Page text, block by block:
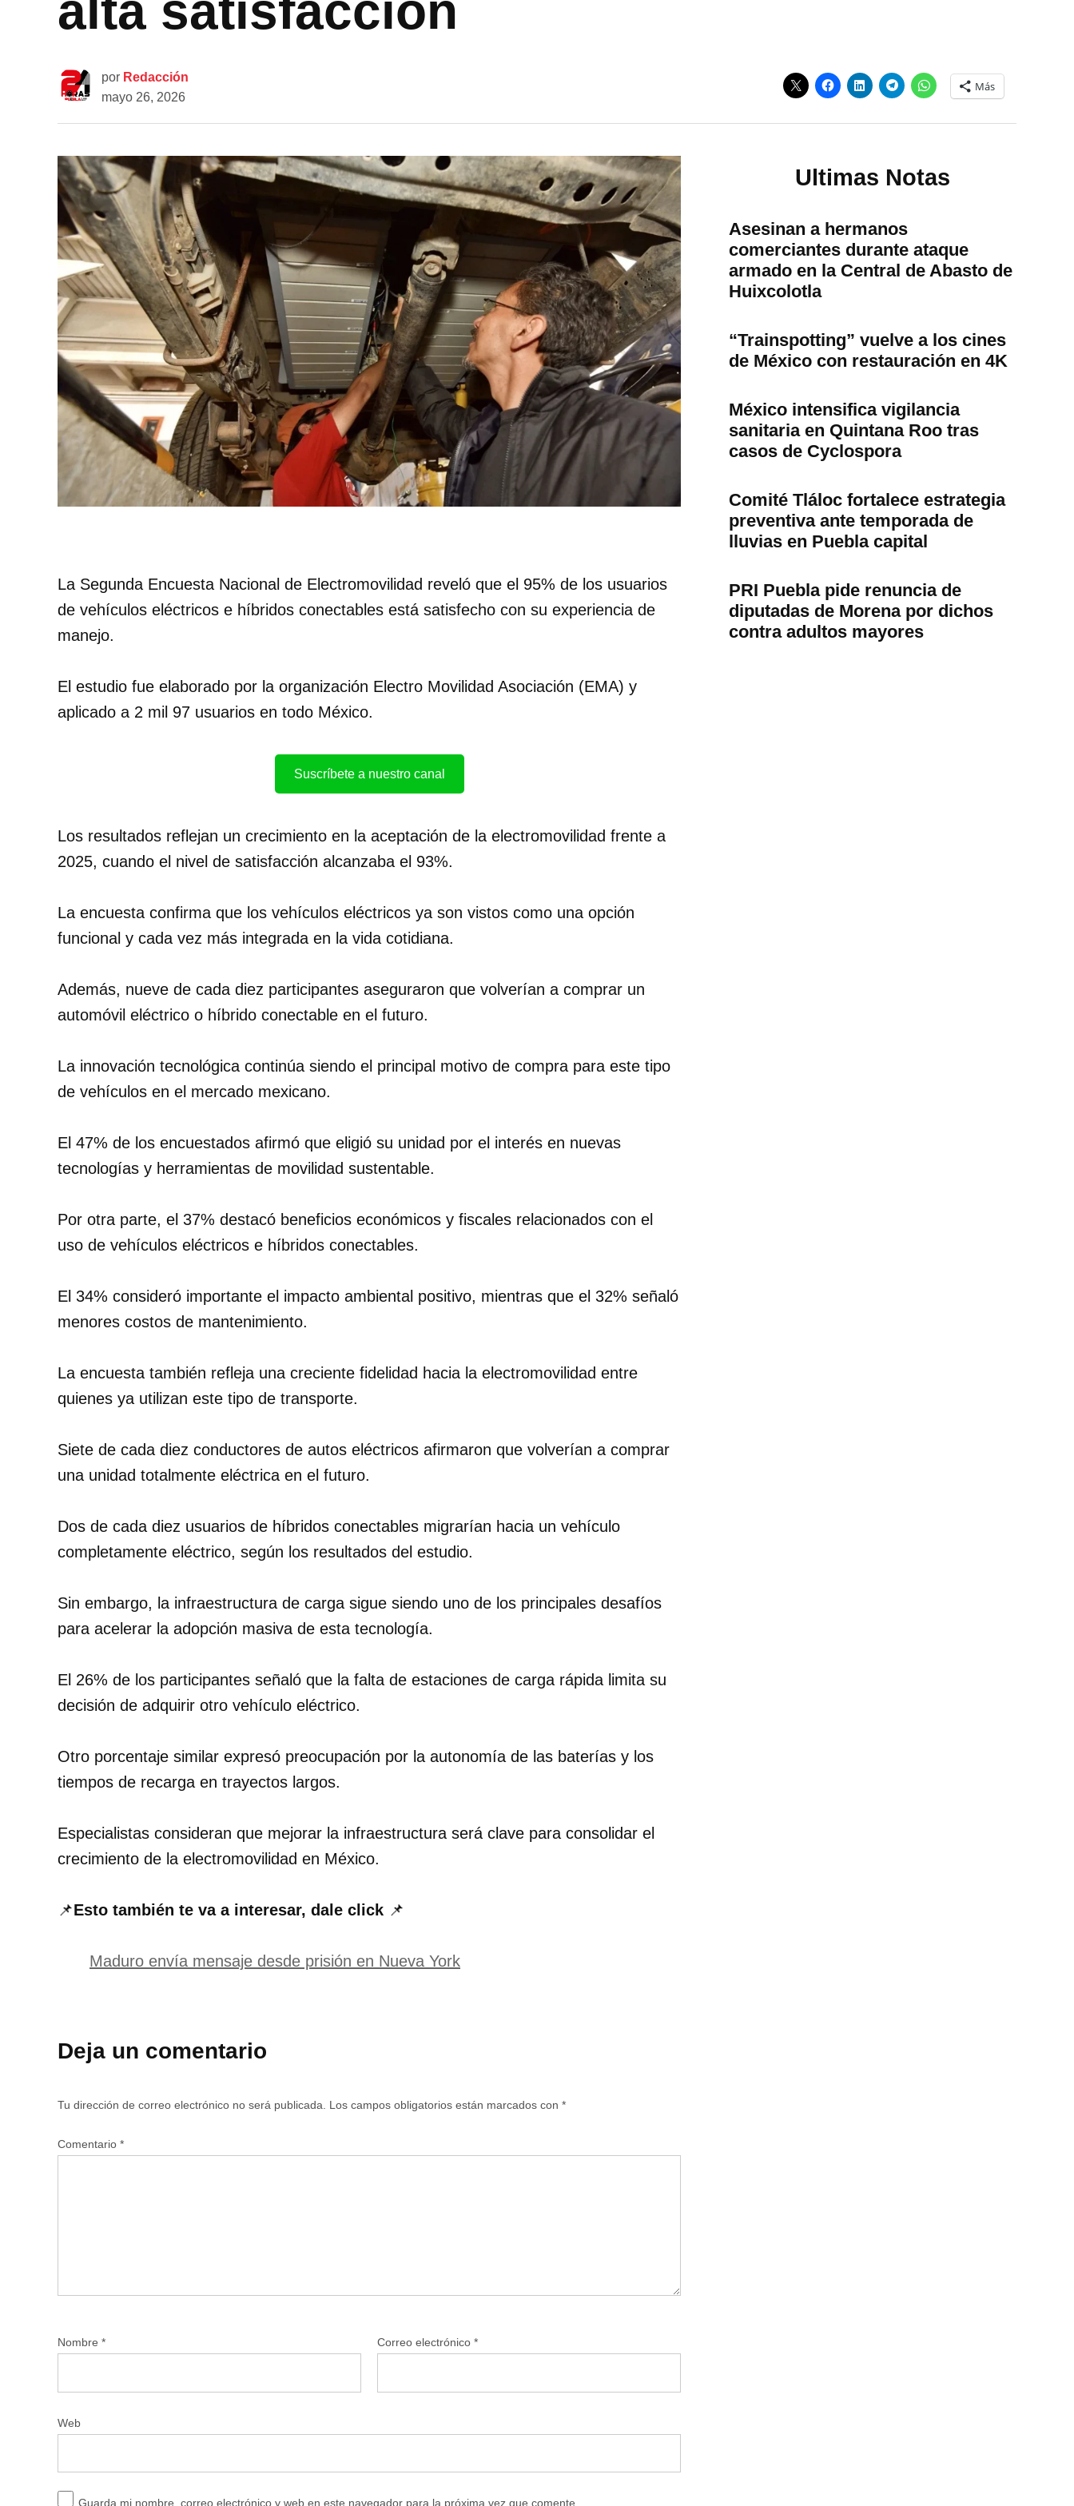
por Redacción
mayo 26, 2026
Más
La Segunda Encuesta Nacional de Electromovilidad reveló que el 95% de los usuarios
de vehículos eléctricos e híbridos conectables está satisfecho con su experiencia de
manejo.
El estudio fue elaborado por la organización Electro Movilidad Asociación (EMA) y
aplicado a 2 mil 97 usuarios en todo México.
Suscríbete a nuestro canal
Los resultados reflejan un crecimiento en la aceptación de la electromovilidad frente a
2025, cuando el nivel de satisfacción alcanzaba el 93%.
La encuesta confirma que los vehículos eléctricos ya son vistos como una opción
funcional y cada vez más integrada en la vida cotidiana.
Además, nueve de cada diez participantes aseguraron que volverían a comprar un
automóvil eléctrico o híbrido conectable en el futuro.
La innovación tecnológica continúa siendo el principal motivo de compra para este tipo
de vehículos en el mercado mexicano.
El 47% de los encuestados afirmó que eligió su unidad por el interés en nuevas
tecnologías y herramientas de movilidad sustentable.
Por otra parte, el 37% destacó beneficios económicos y fiscales relacionados con el
uso de vehículos eléctricos e híbridos conectables.
El 34% consideró importante el impacto ambiental positivo, mientras que el 32% señaló
menores costos de mantenimiento.
La encuesta también refleja una creciente fidelidad hacia la electromovilidad entre
quienes ya utilizan este tipo de transporte.
Siete de cada diez conductores de autos eléctricos afirmaron que volverían a comprar
una unidad totalmente eléctrica en el futuro.
Dos de cada diez usuarios de híbridos conectables migrarían hacia un vehículo
completamente eléctrico, según los resultados del estudio.
Sin embargo, la infraestructura de carga sigue siendo uno de los principales desafíos
para acelerar la adopción masiva de esta tecnología.
El 26% de los participantes señaló que la falta de estaciones de carga rápida limita su
decisión de adquirir otro vehículo eléctrico.
Otro porcentaje similar expresó preocupación por la autonomía de las baterías y los
tiempos de recarga en trayectos largos.
Especialistas consideran que mejorar la infraestructura será clave para consolidar el
crecimiento de la electromovilidad en México.
📌Esto también te va a interesar, dale click 📌
Maduro envía mensaje desde prisión en Nueva York
Deja un comentario
Tu dirección de correo electrónico no será publicada. Los campos obligatorios están marcados con *
Comentario *
Nombre * Correo electrónico *
Web
Guarda mi nombre, correo electrónico y web en este navegador para la próxima vez que comente.
Ultimas Notas
Asesinan a hermanos
comerciantes durante ataque
armado en la Central de Abasto de
Huixcolotla
“Trainspotting” vuelve a los cines
de México con restauración en 4K
México intensifica vigilancia
sanitaria en Quintana Roo tras
casos de Cyclospora
Comité Tláloc fortalece estrategia
preventiva ante temporada de
lluvias en Puebla capital
PRI Puebla pide renuncia de
diputadas de Morena por dichos
contra adultos mayores